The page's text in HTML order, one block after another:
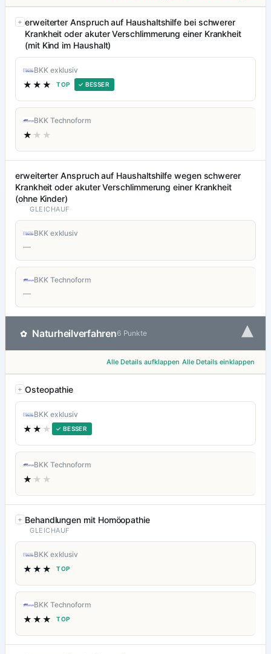
erweiterter Anspruch auf Haushaltshilfe bei schwerer
Krankheit oder akuter Verschlimmerung einer Krankheit
(mit Kind im Haushalt)
BKK exklusiv
★★★ TOP ✓ BESSER
BKK Technoform
★ ★★
erweiterter Anspruch auf Haushaltshilfe wegen schwerer
Krankheit oder akuter Verschlimmerung einer Krankheit
(ohne Kinder)
GLEICHAUF
BKK exklusiv
—
BKK Technoform
—
✿ Naturheilverfahren6 Punkte ▾
Alle Details aufklappen Alle Details einklappen
Osteopathie
BKK exklusiv
★★ ★ ✓ BESSER
BKK Technoform
★ ★★
Behandlungen mit Homöopathie
GLEICHAUF
BKK exklusiv
★★★ TOP
BKK Technoform
★★★ TOP